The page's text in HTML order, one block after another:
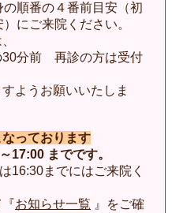
の順番の４番前目安 （初
にご来院ください。
分前 再診の方は受付
ようお願いいたしま
っております
17:00 までです。
16:30までにはご来院く
お知らせ一覧 』をご確